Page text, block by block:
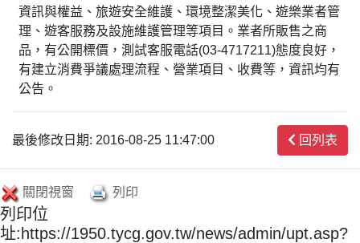
資訊與權益、旅遊安全維護、環境整潔美化、遊樂業者管
理、遊客服務及設施維護管理等項目。業者所販售之商
品，有公開標價，測試客服電話(03-4717211)態度良好，
有建立消費爭議處理流程、營業項目、收費等，資訊均有
公告。
最後修改日期: 2016-08-25 11:47:00 回列表
關閉視窗 列印
列印位
址:https://1950.tycg.gov.tw/news/admin/upt.asp?